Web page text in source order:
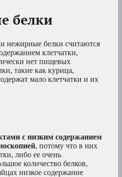
белки
нежирные белки считаются
клетчатки,
нет пищевых
такие как курица,
мало клетчатки и их
с низким содержанием
, потому что в них
либо ее очень
количество белков,
низкое содержание